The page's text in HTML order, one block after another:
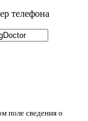
телефона
поле сведения о